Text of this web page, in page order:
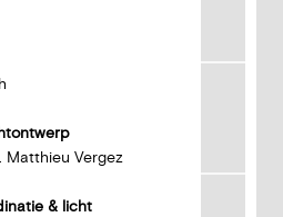
Matthieu Vergez
& licht